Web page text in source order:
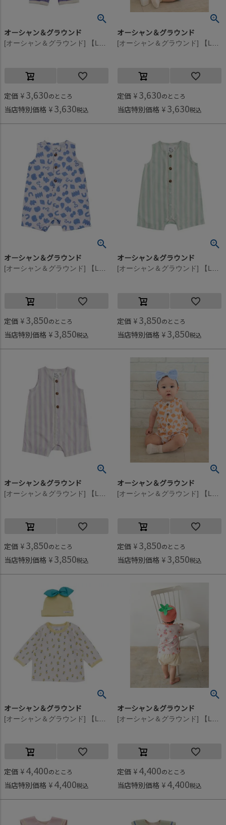
オーシャン＆グラウンド
定価 ¥ 3,630のところ
当店特別価格 ¥ 3,630税込
オーシャン＆グラウンド
定価 ¥ 3,630のところ
当店特別価格 ¥ 3,630税込
オーシャン＆グラウンド
定価 ¥ 3,850のところ
当店特別価格 ¥ 3,850税込
オーシャン＆グラウンド
定価 ¥ 3,850のところ
当店特別価格 ¥ 3,850税込
オーシャン＆グラウンド
定価 ¥ 3,850のところ
当店特別価格 ¥ 3,850税込
オーシャン＆グラウンド
定価 ¥ 3,850のところ
当店特別価格 ¥ 3,850税込
オーシャン＆グラウンド
定価 ¥ 4,400のところ
当店特別価格 ¥ 4,400税込
オーシャン＆グラウンド
定価 ¥ 4,400のところ
当店特別価格 ¥ 4,400税込